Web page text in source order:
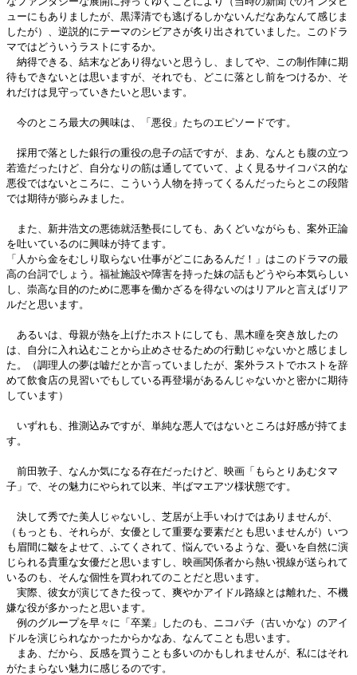
ューにもありましたが、黒澤清でも逃げるしかないんだなあなんて感じま
したが）、逆説的にテーマのシビアさが炙り出されていました。このドラ
マではどういうラストにするか。
納得できる、結末などあり得ないと思うし、ましてや、この制作陣に期
待もできないとは思いますが、それでも、どこに落とし前をつけるか、そ
れだけは見守っていきたいと思います。
今のところ最大の興味は、「悪役」たちのエピソードです。
採用で落とした銀行の重役の息子の話ですが、まあ、なんとも腹の立つ
若造だったけど、自分なりの筋は通してていて、よく見るサイコパス的な
悪役ではないところに、こういう人物を持ってくるんだったらとこの段階
では期待が膨らみました。
また、新井浩文の悪徳就活塾長にしても、あくどいながらも、案外正論
を吐いているのに興味が持てます。
「人から金をむしり取らない仕事がどこにあるんだ！」はこのドラマの最
高の台詞でしょう。福祉施設や障害を持った妹の話もどうやら本気らしい
し、崇高な目的のために悪事を働かざるを得ないのはリアルと言えばリア
ルだと思います。
あるいは、母親が熱を上げたホストにしても、黒木瞳を突き放したの
は、自分に入れ込むことから止めさせるための行動じゃないかと感じまし
た。（調理人の夢は嘘だとか言っていましたが、案外ラストでホストを辞
めて飲食店の見習いでもしている再登場があるんじゃないかと密かに期待
しています）
いずれも、推測込みですが、単純な悪人ではないところは好感が持てま
す。
前田敦子、なんか気になる存在だったけど、映画「もらとりあむタマ
子」で、その魅力にやられて以来、半ばマエアツ様状態です。
決して秀でた美人じゃないし、芝居が上手いわけではありませんが、
（もっとも、それらが、女優として重要な要素だとも思いませんが）いつ
も眉間に皺をよせて、ふてくされて、悩んでいるような、憂いを自然に演
じられる貴重な女優だと思いますし、映画関係者から熱い視線が送られて
いるのも、そんな個性を買われてのことだと思います。
実際、彼女が演じてきた役って、爽やかアイドル路線とは離れた、不機
嫌な役が多かったと思います。
例のグループを早々に「卒業」したのも、ニコパチ（古いかな）のアイ
ドルを演じられなかったからかなあ、なんてことも思います。
まあ、だから、反感を買うことも多いのかもしれませんが、私にはそれ
がたまらない魅力に感じるのです。